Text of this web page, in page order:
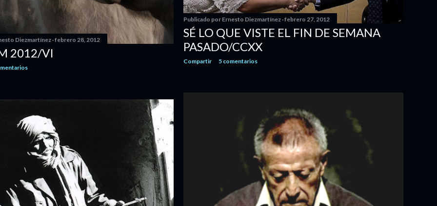
Diezmartínez febrero 28, 2012
2012/VI
Publicado por Ernesto Diezmartínez febrero 27, 2012
SÉ LO QUE VISTE EL FIN DE SEMANA
PASADO/CCXX
Compartir 5 comentarios